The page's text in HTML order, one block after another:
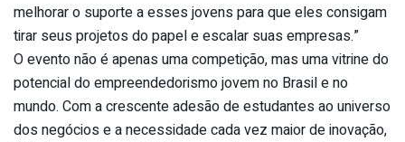
melhorar o suporte a esses jovens para que eles consigam
tirar seus projetos do papel e escalar suas empresas.”
O evento não é apenas uma competição, mas uma vitrine do
potencial do empreendedorismo jovem no Brasil e no
mundo. Com a crescente adesão de estudantes ao universo
dos negócios e a necessidade cada vez maior de inovação,